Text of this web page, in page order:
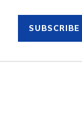
SUBSCRIBE